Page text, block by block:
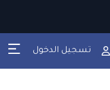
تسجيل الدخول